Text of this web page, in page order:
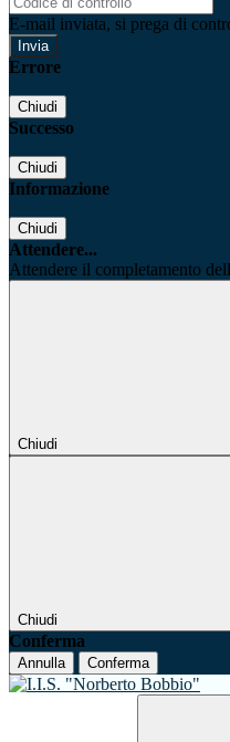
E-mail inviata, si prega di
Errore
Chiudi
Successo
Chiudi
Informazione
Chiudi
Attendere...
Attendere il completamento
Chiudi
Chiudi
Conferma
Annulla Conferma